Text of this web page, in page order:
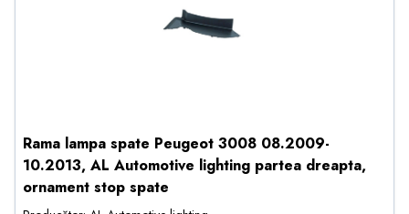
Rama lampa spate Peugeot 3008 08.2009-
10.2013, AL Automotive lighting partea dreapta,
ornament stop spate